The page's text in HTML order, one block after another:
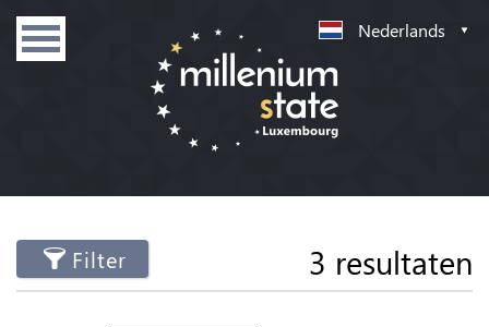
Nederlands
Filter 3 resultaten